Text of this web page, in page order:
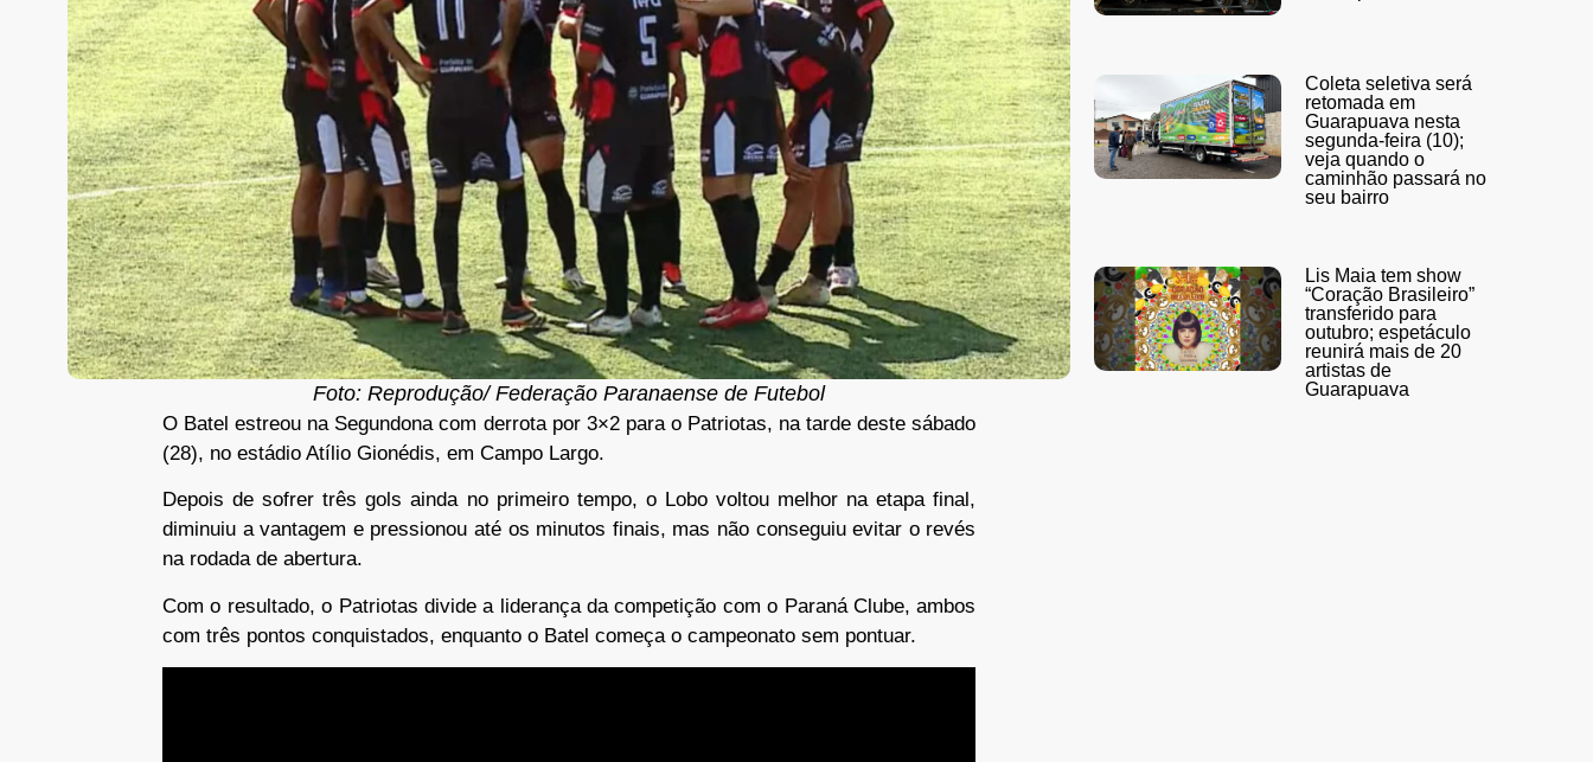
Foto: Reprodução/ Federação Paranaense de Futebol
O Batel estreou na Segundona com derrota por 3×2 para o Patriotas, na tarde deste sábado
(28), no estádio Atílio Gionédis, em Campo Largo.
Depois de sofrer três gols ainda no primeiro tempo, o Lobo voltou melhor na etapa final,
diminuiu a vantagem e pressionou até os minutos finais, mas não conseguiu evitar o revés
na rodada de abertura.
Com o resultado, o Patriotas divide a liderança da competição com o Paraná Clube, ambos
com três pontos conquistados, enquanto o Batel começa o campeonato sem pontuar.
Coleta seletiva será
retomada em
Guarapuava nesta
segunda-feira (10);
veja quando o
caminhão passará no
seu bairro
Lis Maia tem show
“Coração Brasileiro”
transferido para
outubro; espetáculo
reunirá mais de 20
artistas de
Guarapuava